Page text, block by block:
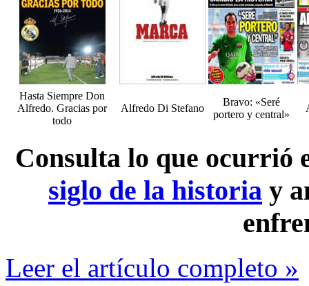
Hasta Siempre Don
Alfredo. Gracias por
todo
Alfredo Di Stefano
Bravo: «Seré
portero y central»
Consulta lo que ocurrió
siglo de la historia y
Leer el artículo completo »